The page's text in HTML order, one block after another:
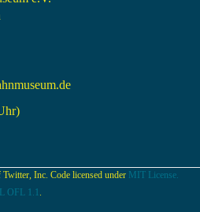
Inc. Code licensed under MIT License.
OFL 1.1 .